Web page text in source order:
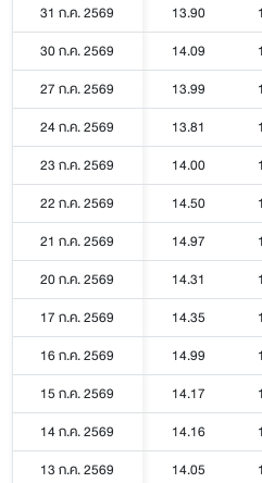
31 ก.ค. 2569
13.90
30 ก.ค. 2569
14.09
27 ก.ค. 2569
13.99
24 ก.ค. 2569
13.81
23 ก.ค. 2569
14.00
22 ก.ค. 2569
14.50
21 ก.ค. 2569
14.97
20 ก.ค. 2569
14.31
17 ก.ค. 2569
14.35
16 ก.ค. 2569
14.99
15 ก.ค. 2569
14.17
14 ก.ค. 2569
14.16
13 ก.ค. 2569
14.05